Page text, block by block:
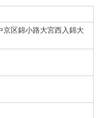
京区錦小路大宮西入錦大